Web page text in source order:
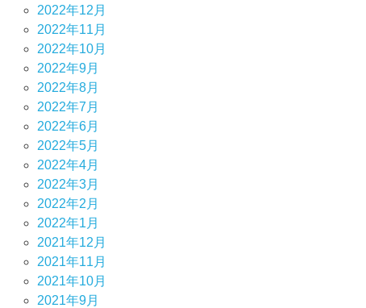
2022年12月
2022年11月
2022年10月
2022年9月
2022年8月
2022年7月
2022年6月
2022年5月
2022年4月
2022年3月
2022年2月
2022年1月
2021年12月
2021年11月
2021年10月
2021年9月